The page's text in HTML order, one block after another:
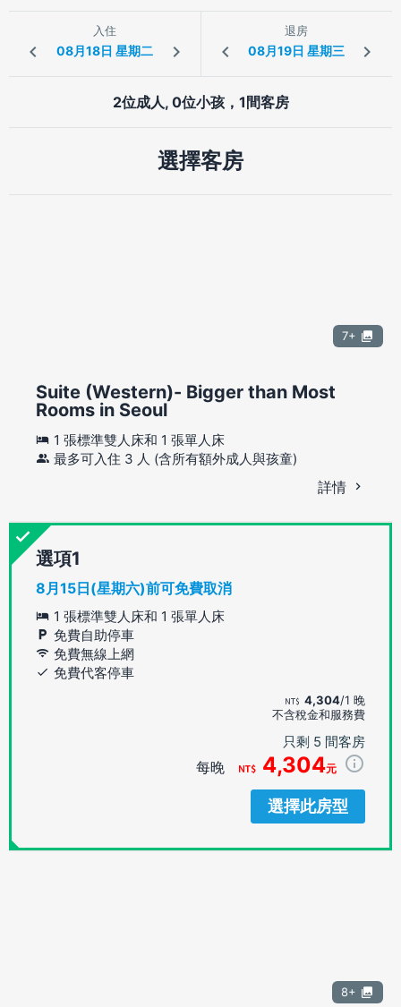
入住 退房
2位成人, 0位小孩，1間客房
選擇客房
7+
Suite (Western)- Bigger than Most
Rooms in Seoul
1 張標準雙人床和 1 張單人床
最多可入住 3 人 (含所有額外成人與孩童)
詳情
選項
8月15日(星期六)前可免費取消
1 張標準雙人床和 1 張單人床
免費自助停車
免費無線上網
免費代客停車
4,304/1 晚
不含稅金和服務費
只剩 5 間客房
每晚 4,304元
選擇此房型
8+